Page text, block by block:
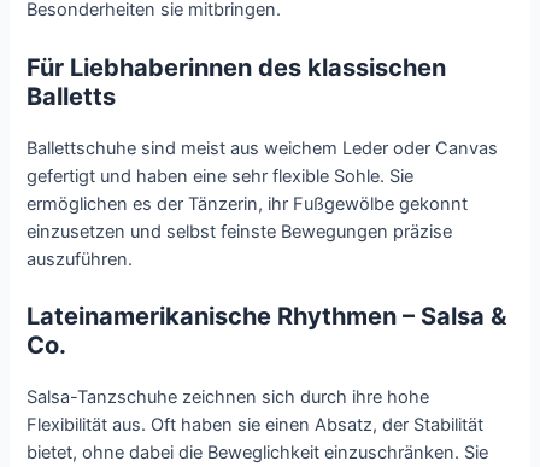
Besonderheiten sie mitbringen.
Für Liebhaberinnen des klassischen
Balletts
Ballettschuhe sind meist aus weichem Leder oder Canvas
gefertigt und haben eine sehr flexible Sohle. Sie
ermöglichen es der Tänzerin, ihr Fußgewölbe gekonnt
einzusetzen und selbst feinste Bewegungen präzise
auszuführen.
Lateinamerikanische Rhythmen – Salsa &
Co.
Salsa-Tanzschuhe zeichnen sich durch ihre hohe
Flexibilität aus. Oft haben sie einen Absatz, der Stabilität
bietet, ohne dabei die Beweglichkeit einzuschränken. Sie